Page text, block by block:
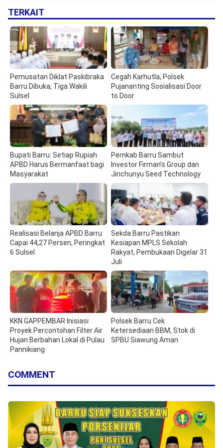
TERKAIT
Pemusatan Diklat Paskibraka
Barru Dibuka, Tiga Wakili
Sulsel
Cegah Karhutla, Polsek
Pujananting Sosialisasi Door
to Door
Bupati Barru: Setiap Rupiah
APBD Harus Bermanfaat bagi
Masyarakat
Pemkab Barru Sambut
Investor Firman’s Group dan
Jinchunyu Seed Technology
Realisasi Belanja APBD Barru
Capai 44,27 Persen, Peringkat
6 Sulsel
Sekda Barru Pastikan
Kesiapan MPLS Sekolah
Rakyat, Pembukaan Digelar 31
Juli
KKN GAPPEMBAR Inisiasi
Proyek Percontohan Filter Air
Hujan Berbahan Lokal di Pulau
Pannikiang
Polsek Barru Cek
Ketersediaan BBM, Stok di
SPBU Siawung Aman
COMMENT